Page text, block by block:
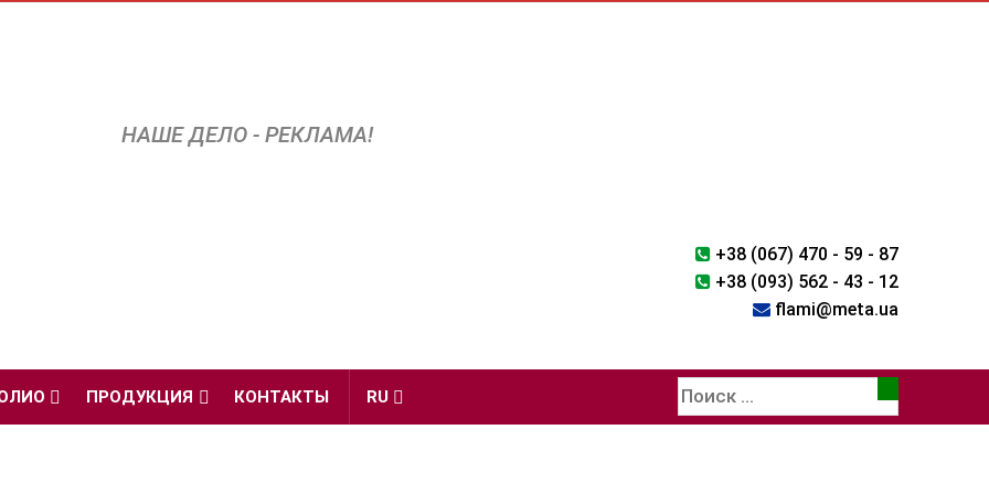
НАШЕ ДЕЛО - РЕКЛАМА!
+38 (067) 470 - 59 - 87
+38 (093) 562 - 43 - 12
flami@meta.ua
ПРОДУКЦИЯ КОНТАКТЫ RU